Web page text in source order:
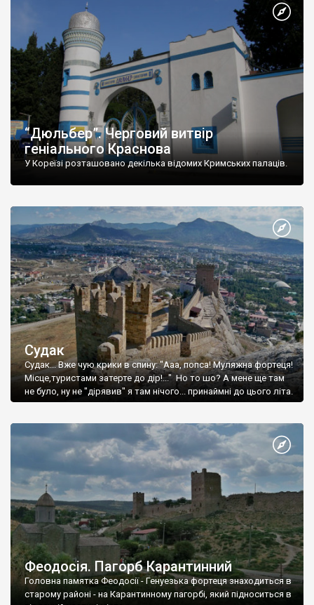
“Дюльбер”. Черговий витвір
геніального Краснова
У Кореїзі розташовано декілька відомих Кримських палаців.
Судак
Судак... Вже чую крики в спину: "Ааа, попса! Муляжна фортеця!
Місце,туристами затерте до дір!..." Но то шо? А мене ще там
не було, ну не "дірявив" я там нічого... принаймні до цього літа.
Феодосія. Пагорб Карантинний
Головна памятка Феодосії - Генуезька фортеця знаходиться в
старому районі - на Карантинному пагорбі, який підноситься в